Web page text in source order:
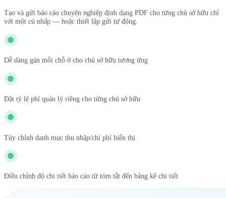
Tạo và gửi báo cáo chuyên nghiệp định dạng PDF cho từng chủ sở hữu chỉ
với một cú nhấp — hoặc thiết lập gửi tự động.
Dễ dàng gán mỗi chỗ ở cho chủ sở hữu tương ứng
Đặt tỷ lệ phí quản lý riêng cho từng chủ sở hữu
Tùy chỉnh danh mục thu nhập/chi phí hiển thị
Điều chỉnh độ chi tiết báo cáo từ tóm tắt đến bảng kê chi tiết